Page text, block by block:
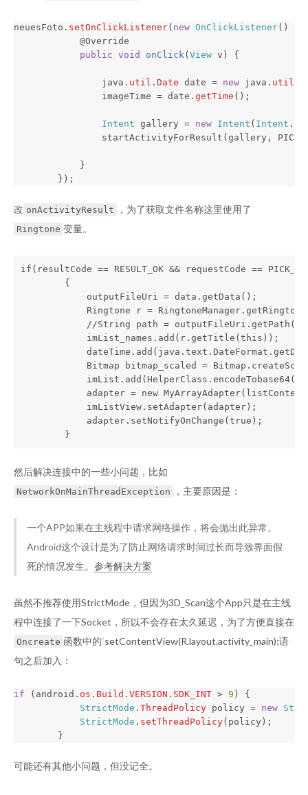
neuesFoto . setOnClickListener( new OnClickListener()
@Override
public void onClick( View v ) {
java . util . Date date = new java . util
imageTime = date . getTime ();
Intent gallery = new Intent ( Intent .
startActivityForResult ( gallery ,
}
});
改 onActivityResult ，为了获取文件名称这里使用了
Ringtone 变量。
if(resultCode == RESULT_OK && requestCode ==
        {
            outputFileUri = data.getData();
Ringtone r =
            //String path = outputFileUri.getPath();
            imList_names.add(r.getTitle(this));
Bitmap bitmap_scaled =
adapter = new
            imListView.setAdapter(adapter);
            adapter.setNotifyOnChange(true);
然后解决连接中的一些小问题，比如
NetworkOnMainThreadException ，主要原因是：
一个APP如果在主线程中请求网络操作，将会抛出此异常。
Android这个设计是为了防止网络请求时间过长而导致界面假
死的情况发生。 参考解决方案
虽然不推荐使用StrictMode，但因为3D_Scan这个App只是在主线
程中连接了一下Socket，所以不会存在太久延迟，为了方便直接在
Oncreate 函数中的`setContentView(R.layout.activity_main);语
句之后加入：
if ( android . os . Build . VERSION . SDK_INT > 9 )
{
StrictMode . ThreadPolicy policy = new
StrictMode . setThreadPolicy( policy );
}
可能还有其他小问题，但没记全。